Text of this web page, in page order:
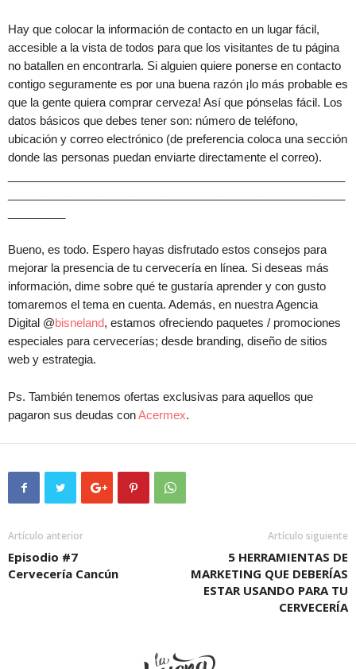
Hay que colocar la información de contacto en un lugar fácil,
accesible a la vista de todos para que los visitantes de tu página
no batallen en encontrarla. Si alguien quiere ponerse en contacto
contigo seguramente es por una buena razón ¡lo más probable es
que la gente quiera comprar cerveza! Así que pónselas fácil. Los
datos básicos que debes tener son: número de teléfono,
ubicación y correo electrónico (de preferencia coloca una sección
donde las personas puedan enviarte directamente el correo).
Bueno, es todo. Espero hayas disfrutado estos consejos para
mejorar la presencia de tu cervecería en línea. Si deseas más
información, dime sobre qué te gustaría aprender y con gusto
tomaremos el tema en cuenta. Además, en nuestra Agencia
Digital @bisneland, estamos ofreciendo paquetes / promociones
especiales para cervecerías; desde branding, diseño de sitios
web y estrategia.
Ps. También tenemos ofertas exclusivas para aquellos que
pagaron sus deudas conAcermex.
Artículo anterior
Episodio #7
Cervecería Cancún
Artículo siguiente
5 HERRAMIENTAS DE
MARKETING QUE DEBERÍAS
ESTAR USANDO PARA TU
CERVECERÍA